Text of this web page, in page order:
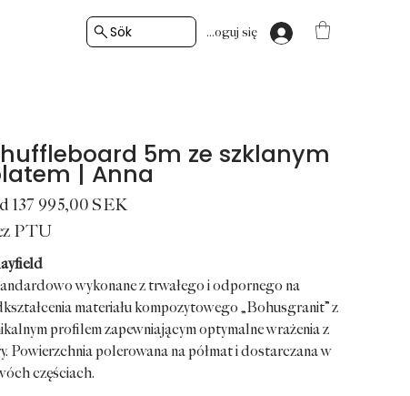
Sök Zaloguj się
5m ze szklanym
| Anna
Cena
137 995,00 SEK
PTU
wykonane z trwałego i odpornego na
materiału kompozytowego „Bohusgranit” z
profilem zapewniającym optymalne wrażenia z
Powierzchnia polerowana na półmat i dostarczana w
częściach.